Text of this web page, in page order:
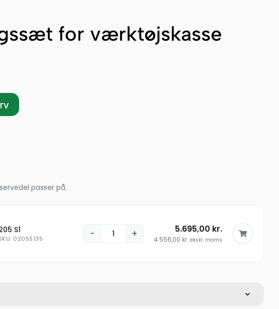
for værktøjskasse
passer på.
S1
0205S135 − + 5.695,00 kr.
4.556,00 kr. ekskl. moms